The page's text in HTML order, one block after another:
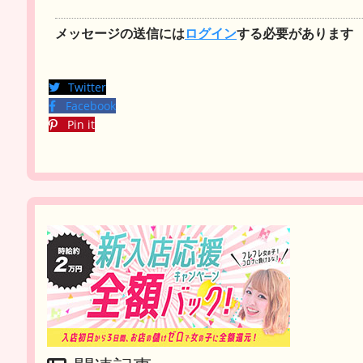
メッセージの送信にはログインする必要があります
Twitter
Facebook
Pin it